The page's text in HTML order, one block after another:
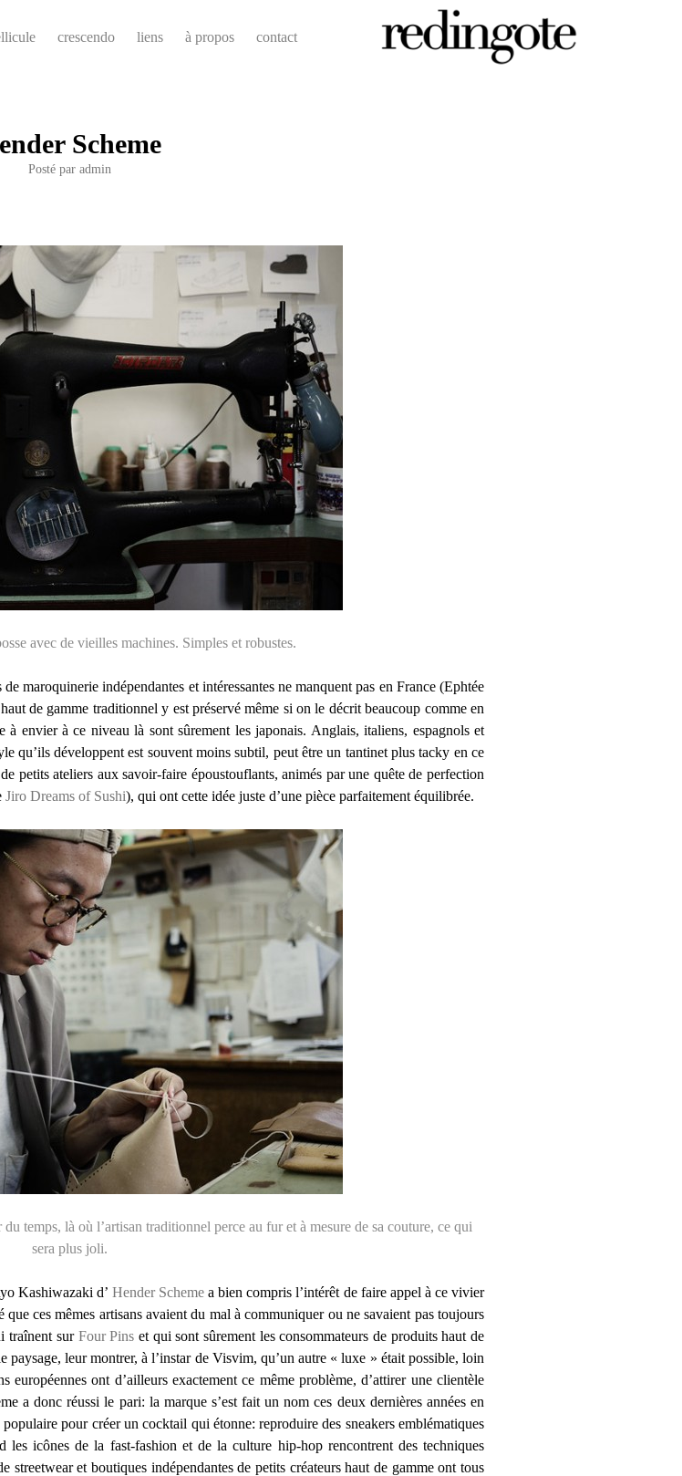
crescendo liens à propos contact
Scheme
Posté par admin
avec de vieilles machines. Simples et robustes.
maroquinerie indépendantes et intéressantes ne manquent pas en France (Ephtée
de gamme traditionnel y est préservé même si on le décrit beaucoup comme en
envier à ce niveau là sont sûrement les japonais. Anglais, italiens, espagnols et
qu’ils développent est souvent moins subtil, peut être un tantinet plus tacky en ce
petits ateliers aux savoir-faire époustouflants, animés par une quête de perfection
Jiro Dreams of Sushi), qui ont cette idée juste d’une pièce parfaitement équilibrée.
temps, là où l’artisan traditionnel perce au fur et à mesure de sa couture, ce qui
sera plus joli.
Kashiwazaki d’Hender Scheme a bien compris l’intérêt de faire appel à ce vivier
ces mêmes artisans avaient du mal à communiquer ou ne savaient pas toujours
traînent sur Four Pins et qui sont sûrement les consommateurs de produits haut de
paysage, leur montrer, à l’instar de Visvim, qu’un autre « luxe » était possible, loin
ont d’ailleurs exactement ce même problème, d’attirer une clientèle
a donc réussi le pari: la marque s’est fait un nom ces deux dernières années en
pour créer un cocktail qui étonne: reproduire des sneakers emblématiques
icônes de la fast-fashion et de la culture hip-hop rencontrent des techniques
streetwear et boutiques indépendantes de petits créateurs haut de gamme ont tous